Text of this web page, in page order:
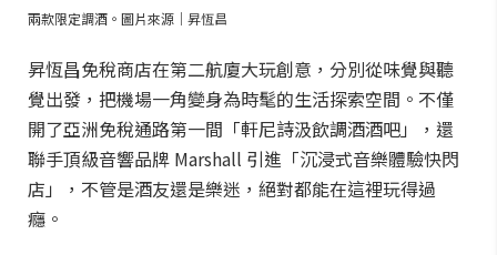
兩款限定調酒。圖片來源｜昇恆昌
昇恆昌免稅商店在第二航廈大玩創意，分別從味覺與聽
覺出發，把機場一角變身為時髦的生活探索空間。不僅
開了亞洲免稅通路第一間「軒尼詩汲飲調酒酒吧」，還
聯手頂級音響品牌 Marshall 引進「沉浸式音樂體驗快閃
店」，不管是酒友還是樂迷，絕對都能在這裡玩得過
癮。